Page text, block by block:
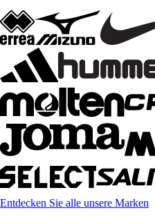
Entdecken Sie alle unsere Marken